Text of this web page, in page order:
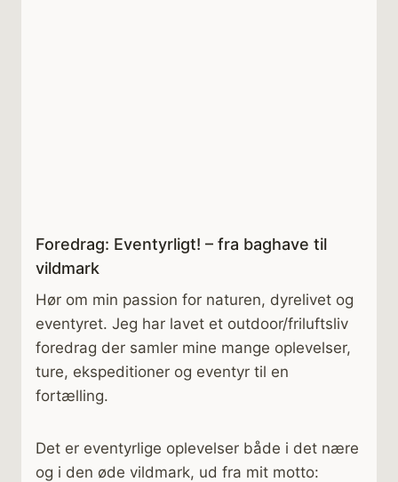
Foredrag: Eventyrligt! – fra baghave til
vildmark
Hør om min passion for naturen, dyrelivet og
eventyret. Jeg har lavet et outdoor/friluftsliv
foredrag der samler mine mange oplevelser,
ture, ekspeditioner og eventyr til en
fortælling.
Det er eventyrlige oplevelser både i det nære
og i den øde vildmark, ud fra mit motto: